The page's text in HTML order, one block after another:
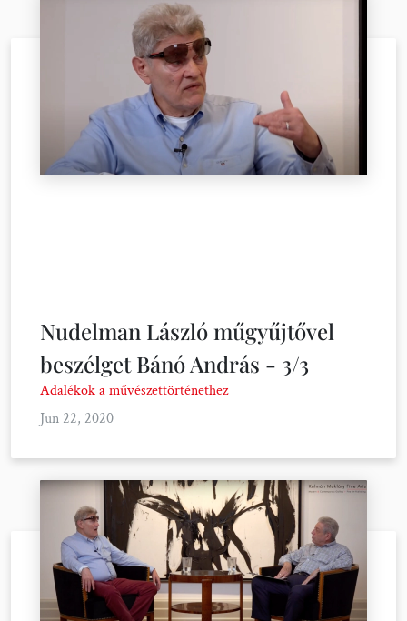
Nudelman László műgyűjtővel
beszélget Bánó András - 3/3
Adalékok a művészettörténethez
Jun 22, 2020